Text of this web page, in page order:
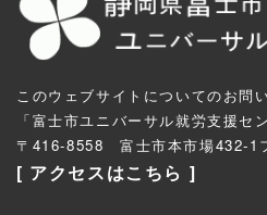
このウェブサイトについてのお問
「富士市ユニバーサル就労支援セ
〒416-8558 富士市本市場432-1
[ アクセスはこちら ]